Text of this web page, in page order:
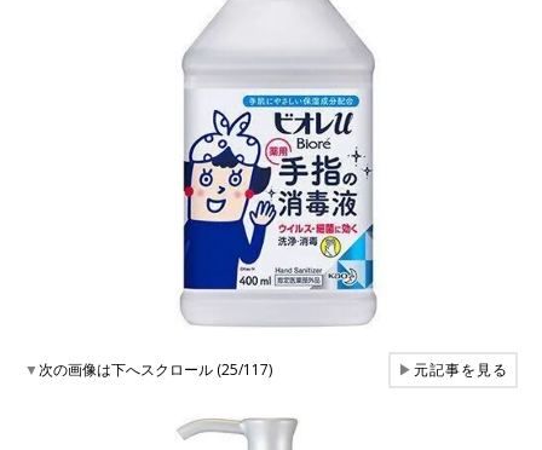
▼次の画像は下へスクロール (25/117) ▶元記事を見る